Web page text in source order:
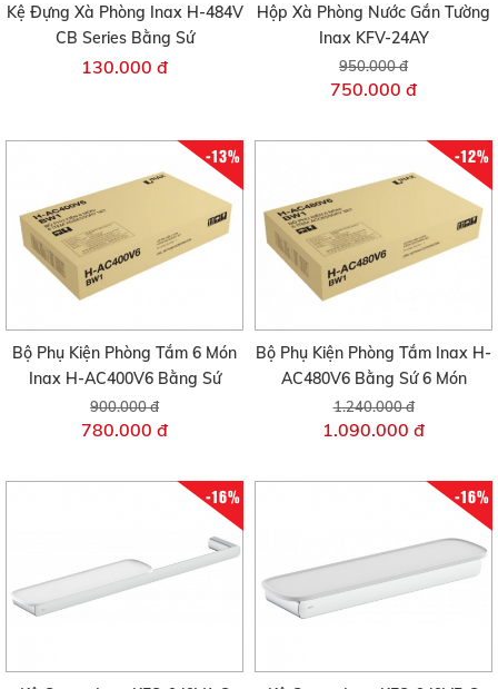
Kệ Đựng Xà Phòng Inax H-484V
CB Series Bằng Sứ
130.000 đ
Hộp Xà Phòng Nước Gắn Tường
Inax KFV-24AY
950.000 đ
750.000 đ
-13%
Bộ Phụ Kiện Phòng Tắm 6 Món
Inax H-AC400V6 Bằng Sứ
900.000 đ
780.000 đ
-12%
Bộ Phụ Kiện Phòng Tắm Inax H-
AC480V6 Bằng Sứ 6 Món
1.240.000 đ
1.090.000 đ
-16% -16%